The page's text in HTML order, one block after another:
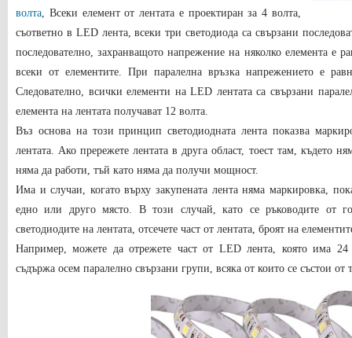
волта, Всеки елемент от лентата е проектиран за 4 волта,
съответно в LED лента, всеки три светодиода са свързани
последователно, захранващото напрежение на няколко елемента е
всеки от елементите. При паралелна връзка напрежението е
Следователно, всички елементи на LED лентата са свързани
елемента на лентата получават 12 волта.
Въз основа на този принцип светодиодната лента показва
лентата. Ако прережете лентата в друга област, тоест там, където
няма да работи, тъй като няма да получи мощност.
Има и случаи, когато върху закупената лента няма маркировка,
едно или друго място. В този случай, като се ръководите от
светодиодите на лентата, отсечете част от лентата, броят на
Например, можете да отрежете част от LED лента, която има 24
съдържа осем паралелно свързани групи, всяка от които се състои от